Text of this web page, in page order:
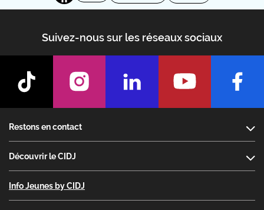
Suivez-nous sur les réseaux sociaux
Restons en contact
Découvrir le CIDJ
Info Jeunes by CIDJ